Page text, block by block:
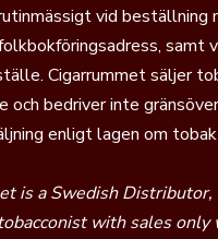
vid beställning
samt
Cigarrummet säljer
och bedriver inte
enligt lagen om
is a Swedish
with sales only